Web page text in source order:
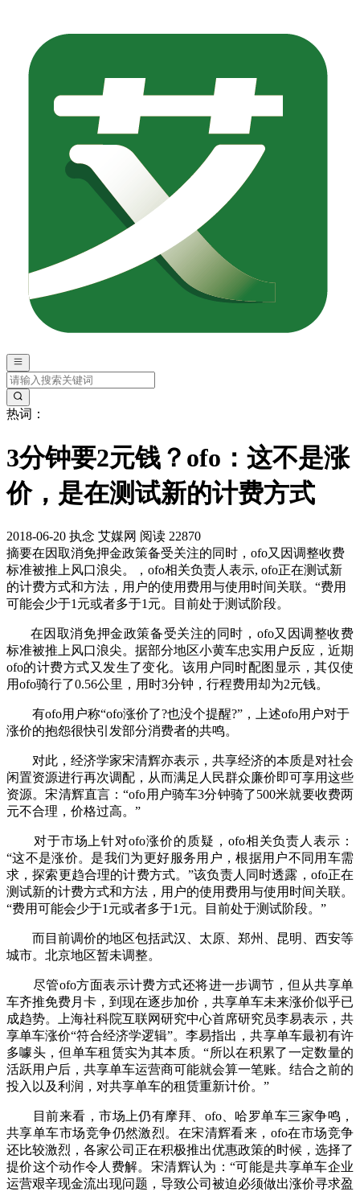
热词：
3分钟要2元钱？ofo：这不是涨
价，是在测试新的计费方式
2018-06-20 执念 艾媒网 阅读 22870
摘要在因取消免押金政策备受关注的同时，ofo又因调整收费
标准被推上风口浪尖。，ofo相关负责人表示, ofo正在测试新
的计费方式和方法，用户的使用费用与使用时间关联。“费用
可能会少于1元或者多于1元。目前处于测试阶段。
在因取消免押金政策备受关注的同时，ofo又因调整收费
标准被推上风口浪尖。据部分地区小黄车忠实用户反应，近期
ofo的计费方式又发生了变化。该用户同时配图显示，其仅使
用ofo骑行了0.56公里，用时3分钟，行程费用却为2元钱。
有ofo用户称“ofo涨价了?也没个提醒?”，上述ofo用户对于
涨价的抱怨很快引发部分消费者的共鸣。
对此，经济学家宋清辉亦表示，共享经济的本质是对社会
闲置资源进行再次调配，从而满足人民群众廉价即可享用这些
资源。宋清辉直言：“ofo用户骑车3分钟骑了500米就要收费两
元不合理，价格过高。”
对于市场上针对ofo涨价的质疑，ofo相关负责人表示：
“这不是涨价。是我们为更好服务用户，根据用户不同用车需
求，探索更趋合理的计费方式。”该负责人同时透露，ofo正在
测试新的计费方式和方法，用户的使用费用与使用时间关联。
“费用可能会少于1元或者多于1元。目前处于测试阶段。”
而目前调价的地区包括武汉、太原、郑州、昆明、西安等
城市。北京地区暂未调整。
尽管ofo方面表示计费方式还将进一步调节，但从共享单
车齐推免费月卡，到现在逐步加价，共享单车未来涨价似乎已
成趋势。上海社科院互联网研究中心首席研究员李易表示，共
享单车涨价“符合经济学逻辑”。李易指出，共享单车最初有许
多噱头，但单车租赁实为其本质。“所以在积累了一定数量的
活跃用户后，共享单车运营商可能就会算一笔账。结合之前的
投入以及利润，对共享单车的租赁重新计价。”
目前来看，市场上仍有摩拜、ofo、哈罗单车三家争鸣，
共享单车市场竞争仍然激烈。在宋清辉看来，ofo在市场竞争
还比较激烈，各家公司正在积极推出优惠政策的时候，选择了
提价这个动作令人费解。宋清辉认为：“可能是共享单车企业
运营艰辛现金流出现问题，导致公司被迫必须做出涨价寻求盈